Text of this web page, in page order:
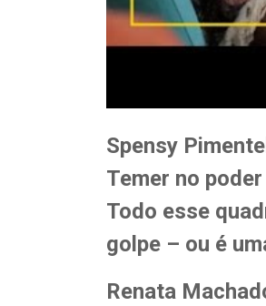
Spensy
Temer no
Todo esse
golpe – ou é
Renata